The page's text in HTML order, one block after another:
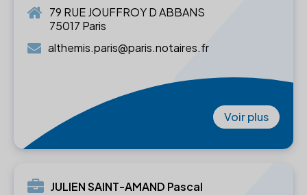
79 RUE JOUFFROY D ABBANS
75017 Paris
althemis.paris@paris.notaires.fr
Voir plus
JULIEN SAINT-AMAND Pascal